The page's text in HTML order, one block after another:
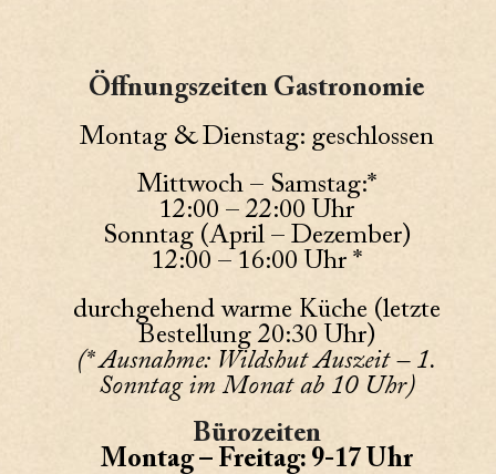
Öffnungszeiten Gastronomie
Montag & Dienstag: geschlossen
Mittwoch – Samstag:*
12:00 – 22:00 Uhr
Sonntag (April – Dezember)
12:00 – 16:00 Uhr *
durchgehend warme Küche (letzte
Bestellung 20:30 Uhr)
(* Ausnahme: Wildshut Auszeit – 1.
Sonntag im Monat ab 10 Uhr)
Bürozeiten
Montag – Freitag: 9-17 Uhr